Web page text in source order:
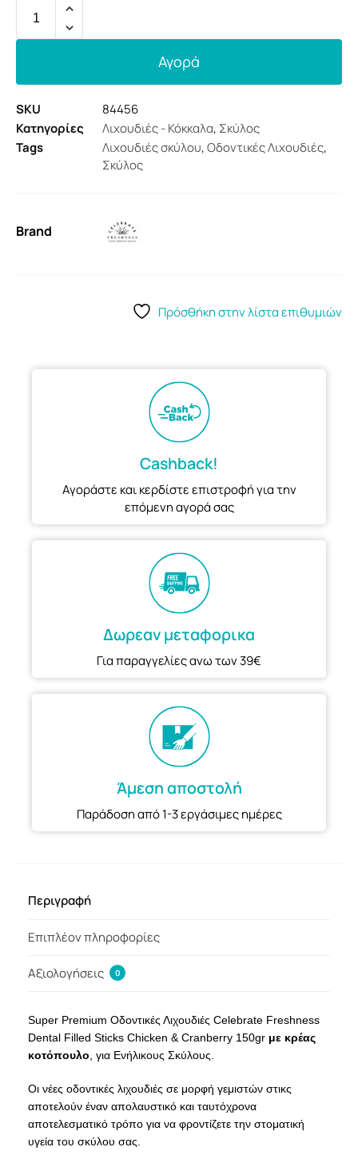
Αγορά
SKU
84456
Κατηγορίες
Λιχουδιές - Κόκκαλα, Σκύλος
Tags
Λιχουδιές σκύλου,Οδοντικές Λιχουδιές,
Σκύλος
Brand
Πρόσθήκη στην λίστα επιθυμιών
Cashback!
Αγοράστε και κερδίστε επιστροφή για την
επόμενη αγορά σας
Δωρεαν μεταφορικα
Για παραγγελίες ανω των 39€
Άμεση αποστολή
Παράδοση από 1-3 εργάσιμες ημέρες
Περιγραφή
Επιπλέον πληροφορίες
Αξιολογήσεις 0
Super Premium Οδοντικές Λιχουδιές Celebrate Freshness
Dental Filled Sticks Chicken & Cranberry 150gr με κρέας
κοτόπουλο, για Ενήλικους Σκύλους.
Οι νέες οδοντικές λιχουδιές σε μορφή γεμιστών στικς
αποτελούν έναν απολαυστικό και ταυτόχρονα
αποτελεσματικό τρόπο για να φροντίζετε την στοματική
υγεία του σκύλου σας.